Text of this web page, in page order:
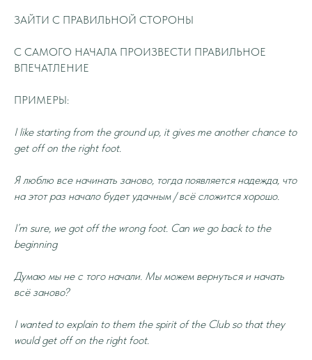
ЗАЙТИ С ПРАВИЛЬНОЙ СТОРОНЫ
С САМОГО НАЧАЛА ПРОИЗВЕСТИ ПРАВИЛЬНОЕ
ВПЕЧАТЛЕНИЕ
ПРИМЕРЫ:
I like starting from the ground up, it gives me another chance to
get off on the right foot.
Я люблю все начинать заново, тогда появляется надежда, что
на этот раз начало будет удачным / всё сложится хорошо.
I’m sure, we got off the wrong foot. Can we go back to the
beginning
Думаю мы не с того начали. Мы можем вернуться и начать
всё заново?
I wanted to explain to them the spirit of the Club so that they
would get off on the right foot.